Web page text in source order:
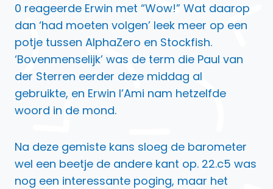
0 reageerde Erwin met “Wow!” Wat daarop
dan ‘had moeten volgen’ leek meer op een
potje tussen AlphaZero en Stockfish.
‘Bovenmenselijk’ was de term die Paul van
der Sterren eerder deze middag al
gebruikte, en Erwin l’Ami nam hetzelfde
woord in de mond.
Na deze gemiste kans sloeg de barometer
wel een beetje de andere kant op. 22.c5 was
nog een interessante poging, maar het